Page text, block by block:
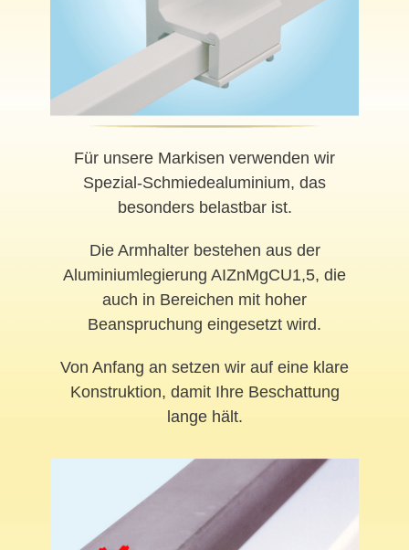
Für unsere Markisen verwenden wir
Spezial-Schmiedealuminium, das
besonders belastbar ist.
Die Armhalter bestehen aus der
Aluminiumlegierung AIZnMgCU1,5, die
auch in Bereichen mit hoher
Beanspruchung eingesetzt wird.
Von Anfang an setzen wir auf eine klare
Konstruktion, damit Ihre Beschattung
lange hält.